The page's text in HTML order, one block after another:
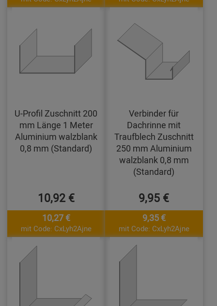
U-Profil Zuschnitt 200
mm Länge 1 Meter
Aluminium walzblank
0,8 mm (Standard)
10,92 €
10,27 €
mit Code: CxLyh2Ajne
Verbinder für
Dachrinne mit
Traufblech Zuschnitt
250 mm Aluminium
walzblank 0,8 mm
(Standard)
9,95 €
9,35 €
mit Code: CxLyh2Ajne